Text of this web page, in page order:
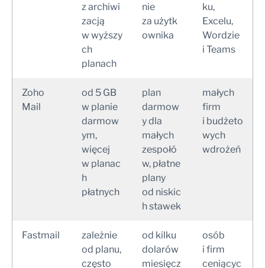
z archiwi
zacją
w wyższy
ch
planach
nie
za użytk
ownika
ku,
Excelu,
Wordzie
i Teams
Zoho
Mail
od 5 GB
w planie
darmow
ym,
więcej
w planac
h
płatnych
plan
darmow
y dla
małych
zespołó
w, płatne
plany
od niskic
h stawek
małych
firm
i budżeto
wych
wdrożeń
Fastmail
zależnie
od planu,
często
od kilku
dolarów
miesięcz
osób
i firm
ceniącyc